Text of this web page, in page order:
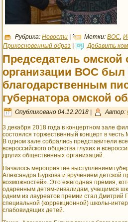
Рубрика: Новости Метки: ВОС,
Прикосновенный образ
Добавить
Председатель омской
организации ВОС был
благодарственным
губернатора омской
Опубликовано 04.12.2018 Автор:
3 декабря 2018 года в концертном зале
состоялся торжественный концерт в
В одном зале собрались представители
всероссийского общества глухих и
других общественных организаций.
Началось мероприятие выступлением
Александра Буркова и вручением детской
возможностей». Это ежегодная премия,
одаренным детям-инвалидам, учащимся
одним из лауреатов премии стал Дмитрий
специальной (коррекционной) школы-
слабовидящих детей.